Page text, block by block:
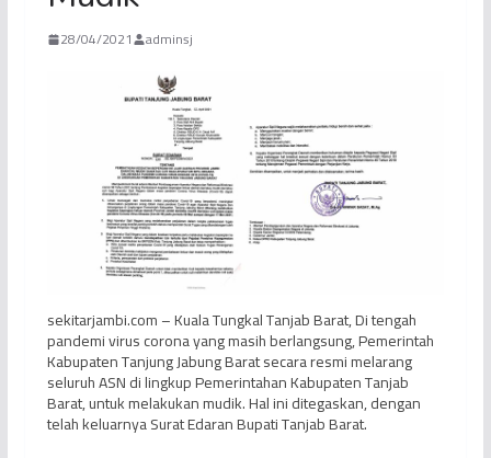
28/04/2021 adminsj
sekitarjambi.com – Kuala Tungkal Tanjab Barat, Di tengah
pandemi virus corona yang masih berlangsung, Pemerintah
Kabupaten Tanjung Jabung Barat secara resmi melarang
seluruh ASN di lingkup Pemerintahan Kabupaten Tanjab
Barat, untuk melakukan mudik. Hal ini ditegaskan, dengan
telah keluarnya Surat Edaran Bupati Tanjab Barat.